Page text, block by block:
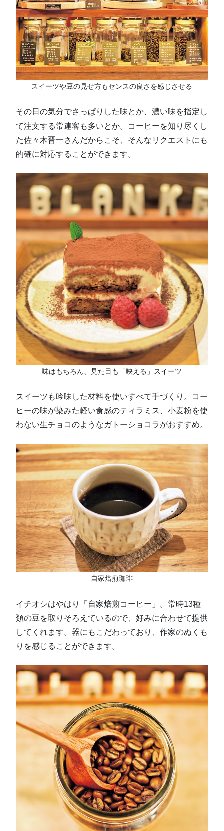
スイーツや豆の見せ方もセンスの良さを感じさせる
その日の気分でさっぱりした味とか、濃い味を指定し
て注文する常連客も多いとか。コーヒーを知り尽くし
た佐々木晋一さんだからこそ、そんなリクエストにも
的確に対応することができます。
味はもちろん、見た目も「映える」スイーツ
スイーツも吟味した材料を使いすべて手づくり。コー
ヒーの味が染みた軽い食感のティラミス、小麦粉を使
わない生チョコのようなガトーショコラがおすすめ。
自家焙煎珈琲
イチオシはやはり「自家焙煎コーヒー」。常時13種
類の豆を取りそろえているので、好みに合わせて提供
してくれます。器にもこだわっており、作家のぬくも
りを感じることができます。